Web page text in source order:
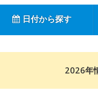
日付から探す
2026年